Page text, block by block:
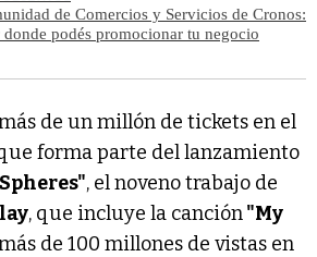
de Comercios y Servicios de Cronos:
podés promocionar tu negocio
de un millón de tickets en el
forma parte del lanzamiento
, el noveno trabajo de
, que incluye la canción"My
de 100 millones de vistas en